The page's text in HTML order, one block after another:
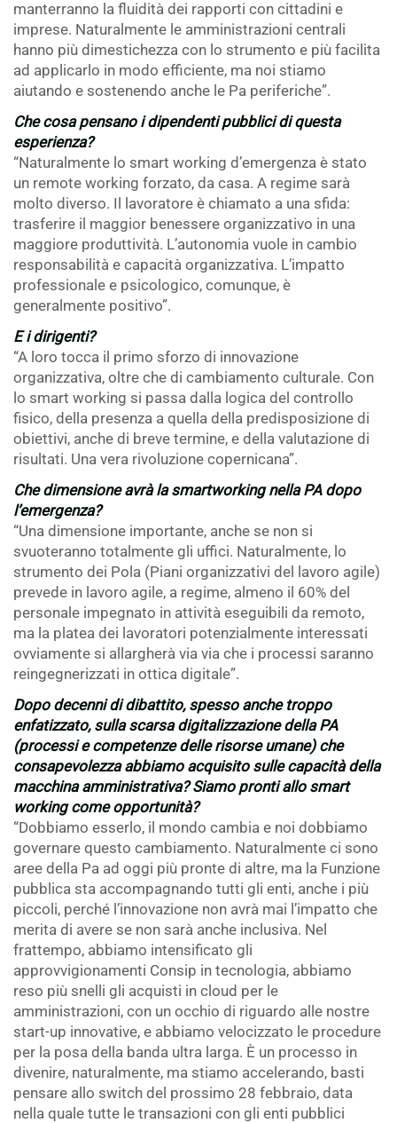
manterranno la fluidità dei rapporti con cittadini e
imprese. Naturalmente le amministrazioni centrali
hanno più dimestichezza con lo strumento e più facilita
ad applicarlo in modo efficiente, ma noi stiamo
aiutando e sostenendo anche le Pa periferiche”.
Che cosa pensano i dipendenti pubblici di questa
esperienza?
“Naturalmente lo smart working d’emergenza è stato
un remote working forzato, da casa. A regime sarà
molto diverso. Il lavoratore è chiamato a una sfida:
trasferire il maggior benessere organizzativo in una
maggiore produttività. L’autonomia vuole in cambio
responsabilità e capacità organizzativa. L’impatto
professionale e psicologico, comunque, è
generalmente positivo”.
E i dirigenti?
“A loro tocca il primo sforzo di innovazione
organizzativa, oltre che di cambiamento culturale. Con
lo smart working si passa dalla logica del controllo
fisico, della presenza a quella della predisposizione di
obiettivi, anche di breve termine, e della valutazione di
risultati. Una vera rivoluzione copernicana”.
Che dimensione avrà la smartworking nella PA dopo
l’emergenza?
“Una dimensione importante, anche se non si
svuoteranno totalmente gli uffici. Naturalmente, lo
strumento dei Pola (Piani organizzativi del lavoro agile)
prevede in lavoro agile, a regime, almeno il 60% del
personale impegnato in attività eseguibili da remoto,
ma la platea dei lavoratori potenzialmente interessati
ovviamente si allargherà via via che i processi saranno
reingegnerizzati in ottica digitale”.
Dopo decenni di dibattito, spesso anche troppo
enfatizzato, sulla scarsa digitalizzazione della PA
(processi e competenze delle risorse umane) che
consapevolezza abbiamo acquisito sulle capacità della
macchina amministrativa? Siamo pronti allo smart
working come opportunità?
“Dobbiamo esserlo, il mondo cambia e noi dobbiamo
governare questo cambiamento. Naturalmente ci sono
aree della Pa ad oggi più pronte di altre, ma la Funzione
pubblica sta accompagnando tutti gli enti, anche i più
piccoli, perché l’innovazione non avrà mai l’impatto che
merita di avere se non sarà anche inclusiva. Nel
frattempo, abbiamo intensificato gli
approvvigionamenti Consip in tecnologia, abbiamo
reso più snelli gli acquisti in cloud per le
amministrazioni, con un occhio di riguardo alle nostre
start-up innovative, e abbiamo velocizzato le procedure
per la posa della banda ultra larga. È un processo in
divenire, naturalmente, ma stiamo accelerando, basti
pensare allo switch del prossimo 28 febbraio, data
nella quale tutte le transazioni con gli enti pubblici